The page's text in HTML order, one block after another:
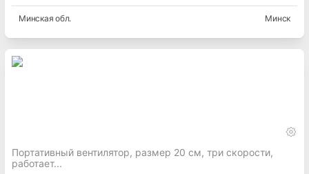
Минская обл. Минск
Портативный вентилятор, размер 20 см, три скорости,
работает...